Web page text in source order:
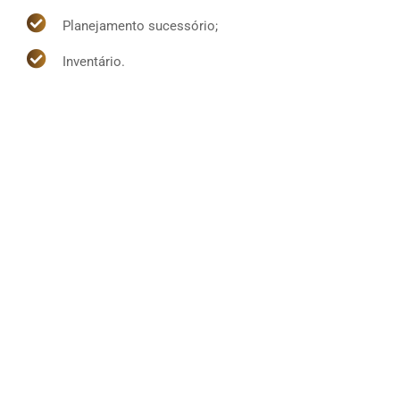
Planejamento sucessório;
Inventário.